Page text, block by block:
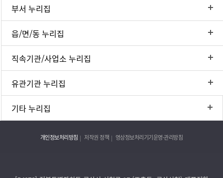
부서 누리집
읍/면/동 누리집
직속기관/사업소 누리집
유관기관 누리집
기타 누리집
개인정보처리방침 저작권 정책 영상정보처리기기운영·관리방침